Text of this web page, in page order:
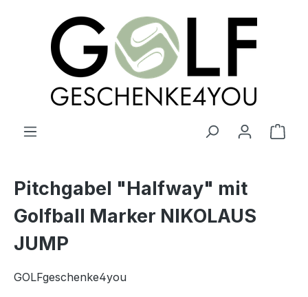
springen
Pitchgabel "Halfway" mit
Golfball Marker NIKOLAUS
JUMP
GOLFgeschenke4you